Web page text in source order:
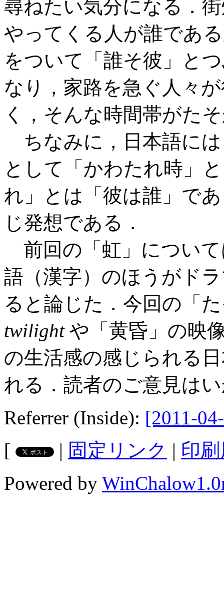
尋ねたい気分になる．
やってくる人が誰であ
をついて「誰そ彼」と
なり，家路を急ぐ人々
く，そんな時間帯がた
ちなみに，日本語に
として「かわたれ時」
れ」とは「彼は誰」で
じ発想である．
前回の「虹」につい
語（漢字）のほうがド
ると論じた．今回の「
twilightや「黄昏」の映
の生活感の感じられる
れる．読者のご意見は
Referrer (Inside): [2011-
[
| 固定リンク | 印
Powered by